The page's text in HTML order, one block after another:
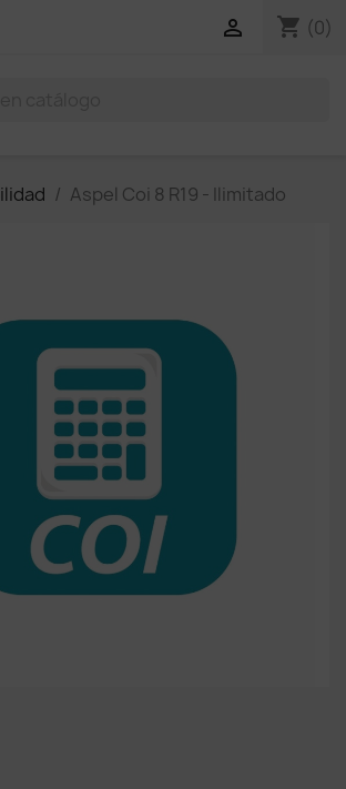
shopping_cart (0)

Aspel Coi 8 R19 - Ilimitado